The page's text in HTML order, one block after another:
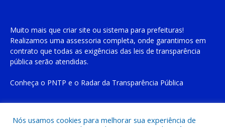
Muito mais que criar site ou sistema para prefeituras!
Realizamos uma assessoria completa, onde garantimos em
contrato que todas as exigências das leis de transparência
pública serão atendidas.
Conheça o PNTP e o Radar da Transparência Pública
Nós usamos cookies para melhorar sua experiência de